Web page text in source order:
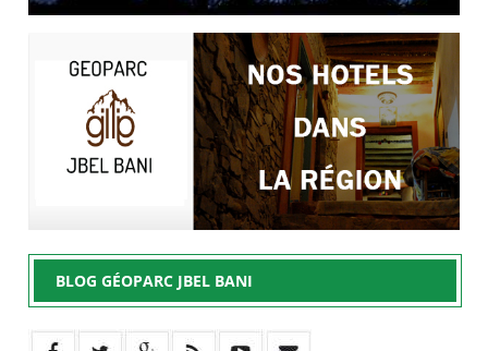
BLOG GÉOPARC JBEL BANI